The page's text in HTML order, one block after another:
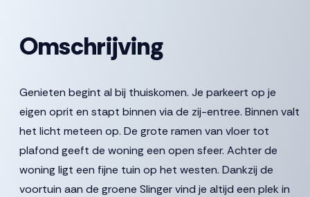
Omschrijving
Genieten begint al bij thuiskomen. Je parkeert op je
eigen oprit en stapt binnen via de zij-entree. Binnen valt
het licht meteen op. De grote ramen van vloer tot
plafond geeft de woning een open sfeer. Achter de
woning ligt een fijne tuin op het westen. Dankzij de
voortuin aan de groene Slinger vind je altijd een plek in